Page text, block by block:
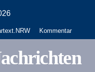
Kommentar